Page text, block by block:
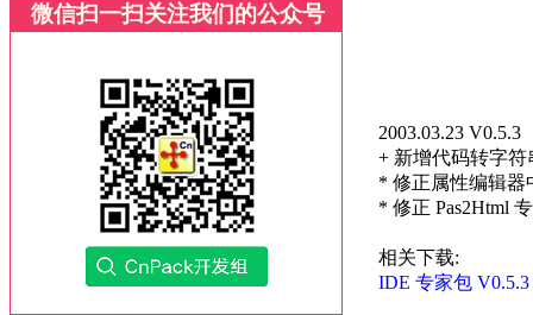
微信扫一扫关注我们的公众号
2003.03.23 V0.5.3
+ 新增代码转字
* 修正属性编辑器
* 修正 Pas2Html
相关下载:
IDE 专家包